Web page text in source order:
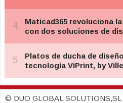
© DUO GLOBAL